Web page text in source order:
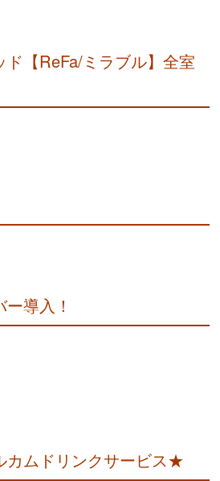
ド【ReFa/ミラブル】全室
導入！
ムドリンクサービス★